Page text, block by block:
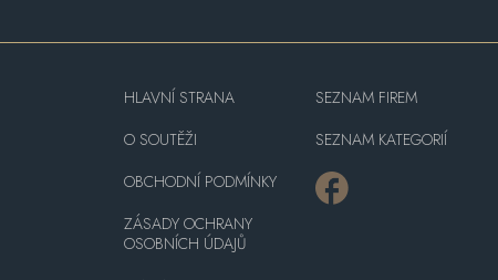
HLAVNÍ STRANA
O SOUTĚŽI
OBCHODNÍ PODMÍNKY
ZÁSADY OCHRANY
OSOBNÍCH ÚDAJŮ
SEZNAM FIREM
SEZNAM KATEGORIÍ